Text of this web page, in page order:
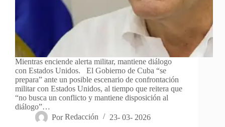
Mientras enciende alerta militar, mantiene diálogo
con Estados Unidos. El Gobierno de Cuba “se
prepara” ante un posible escenario de confrontación
militar con Estados Unidos, al tiempo que reitera que
“no busca un conflicto y mantiene disposición al
diálogo”…
Por Redacción 23- 03- 2026